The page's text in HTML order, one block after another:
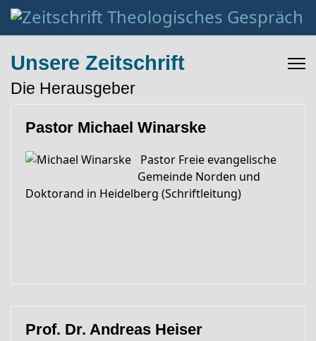
Unsere Zeitschrift
Die Herausgeber
Pastor Michael Winarske
Pastor Freie evangelische
Gemeinde Norden und
Doktorand in Heidelberg (Schriftleitung)
Prof. Dr. Andreas Heiser